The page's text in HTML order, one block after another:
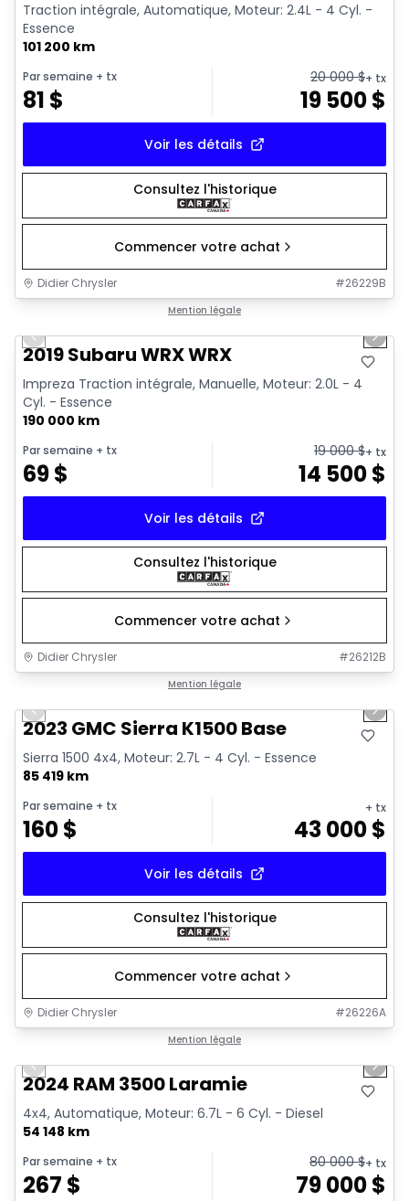
Traction intégrale, Automatique, Moteur: 2.4L - 4 Cyl. -
Essence
101 200 km
Par semaine + tx
81 $
20 000$+ tx
19 500$
Voir les détails
Consultez l'historique
Commencer votre achat
Didier Chrysler #26229B
Mention légale
Previous slide Next
2019 Subaru WRX WRX
Impreza Traction intégrale, Manuelle, Moteur: 2.0L - 4
Cyl. - Essence
190 000 km
Par semaine + tx
69$
19 000$+ tx
14 500$
Voir les détails
Consultez l'historique
Commencer votre achat
Didier Chrysler #26212B
Mention légale
Previous slide Next
2023 GMC Sierra K1500 Base
Sierra 1500 4x4, Moteur: 2.7L - 4 Cyl. - Essence
85 419 km
Par semaine + tx
160$
+ tx
43 000$
Voir les détails
Consultez l'historique
Commencer votre achat
Didier Chrysler #26226A
Mention légale
Previous slide Next
2024 RAM 3500 Laramie
4x4, Automatique, Moteur: 6.7L - 6 Cyl. - Diesel
54 148 km
Par semaine + tx
267 $
80 000$+ tx
79 000$